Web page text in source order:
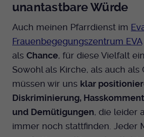
unantastbare Würde
Auch meinen Pfarrdienst im
Frauenbegegungszentrum EVA
als Chance, für diese Vielfalt
Sowohl als Kirche, als auch als
müssen wir uns klar
Diskriminierung,
und Demütigungen, die leider
immer noch stattfinden. Jeder